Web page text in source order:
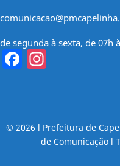
de segunda à sexta, de 07h
Facebook
© 2026 l Prefeitura de
de Comunicação l